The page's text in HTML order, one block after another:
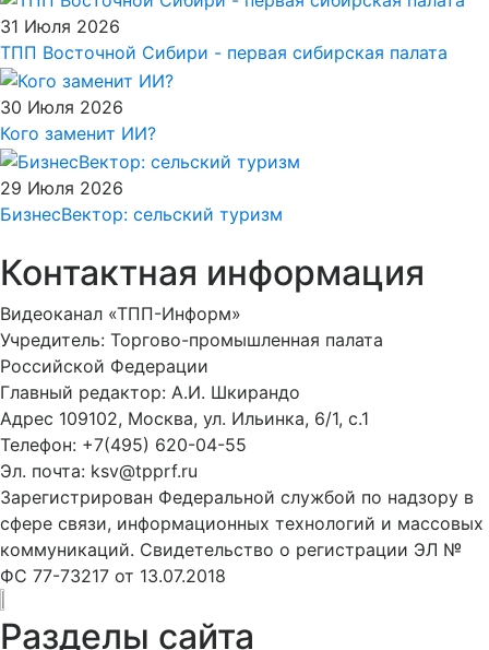
31 Июля 2026
ТПП Восточной Сибири - первая сибирская палата
30 Июля 2026
Кого заменит ИИ?
29 Июля 2026
БизнесВектор: сельский туризм
Контактная информация
Видеоканал «ТПП-Информ»
Учредитель: Торгово-промышленная палата
Российской Федерации
Главный редактор: А.И. Шкирандо
Адрес 109102, Москва, ул. Ильинка, 6/1, c.1
Телефон: +7(495) 620-04-55
Эл. почта: ksv@tpprf.ru
Зарегистрирован Федеральной службой по надзору в
сфере связи, информационных технологий и массовых
коммуникаций. Свидетельство о регистрации ЭЛ №
ФС 77-73217 от 13.07.2018
Разделы сайта